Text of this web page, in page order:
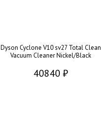
Dyson Cyclone V10 sv27 Total Clean
Vacuum Cleaner Nickel/Black
40840 ₽